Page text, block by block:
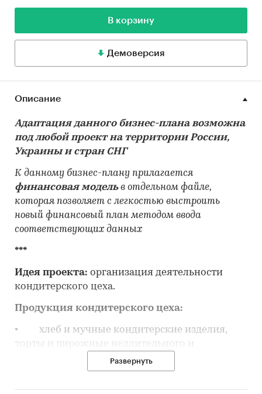
В корзину
Демоверсия
Описание
Адаптация данного бизнес-плана возможна
под любой проект на территории России,
Украины и стран СНГ
К данному бизнес-плану прилагается
финансовая модельв отдельном файле,
которая позволяет с легкостью выстроить
новый финансовый план методом ввода
соответствующих данных
***
Идея проекта: организация деятельности
кондитерского цеха.
Продукция кондитерского цеха:
• хлеб и мучные кондитерские изделия,
торты и пирожные недлительного и
длительного хранения;Развернуть